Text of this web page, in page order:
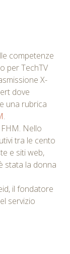
competenze
per TechTV
X-
dove
una rubrica
.
Nello
tra le cento
e siti web,
stata la donna
il fondatore
servizio